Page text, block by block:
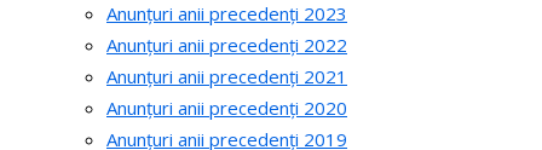
Anunțuri anii precedenți 2023
Anunțuri anii precedenți 2022
Anunțuri anii precedenți 2021
Anunțuri anii precedenți 2020
Anunțuri anii precedenți 2019